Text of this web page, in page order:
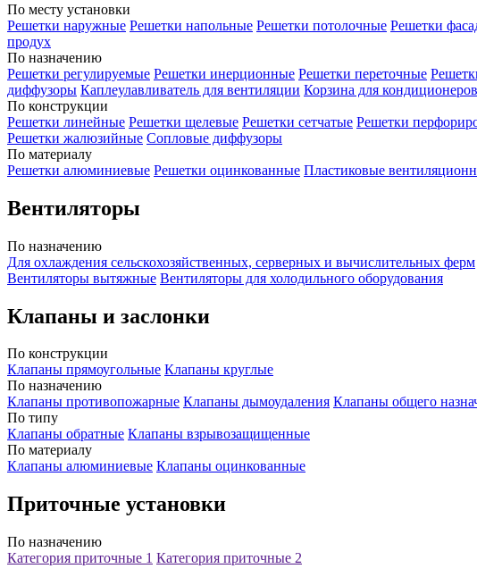
По месту установки
Решетки наружные Решетки напольные Решетки потолочные Решетки
продух
По назначению
Решетки регулируемые Решетки инерционные Решетки переточные
диффузоры Каплеулавливатель для вентиляции Корзина для кондиционеров
По конструкции
Решетки линейные Решетки щелевые Решетки сетчатые Решетки
Решетки жалюзийные Сопловые диффузоры
По материалу
Решетки алюминиевые Решетки оцинкованные Пластиковые
Вентиляторы
По назначению
Для охлаждения сельскохозяйственных, серверных и вычислительных ферм
Вентиляторы вытяжные Вентиляторы для холодильного оборудования
Клапаны и заслонки
По конструкции
Клапаны прямоугольные Клапаны круглые
По назначению
Клапаны противопожарные Клапаны дымоудаления Клапаны общего
По типу
Клапаны обратные Клапаны взрывозащищенные
По материалу
Клапаны алюминиевые Клапаны оцинкованные
Приточные установки
По назначению
Категория приточные 1 Категория приточные 2